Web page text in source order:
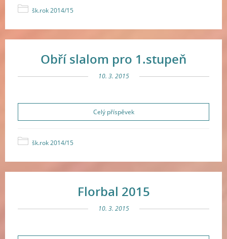
šk.rok 2014/15
Obří slalom pro 1.stupeň
10. 3. 2015
Celý příspěvek
šk.rok 2014/15
Florbal 2015
10. 3. 2015